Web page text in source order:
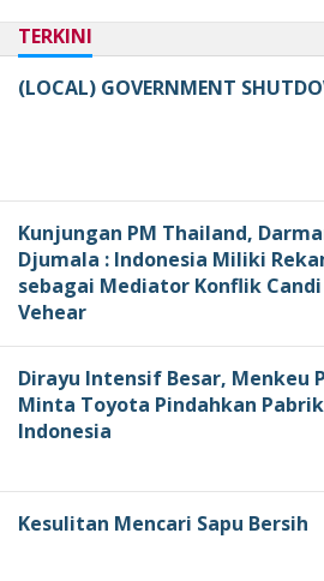
TERKINI
(LOCAL) GOVERNMENT
Kunjungan PM Thailand,
Djumala : Indonesia Miliki
sebagai Mediator Konflik Candi
Vehear
Dirayu Intensif Besar, Menkeu
Minta Toyota Pindahkan
Indonesia
Kesulitan Mencari Sapu Bersih